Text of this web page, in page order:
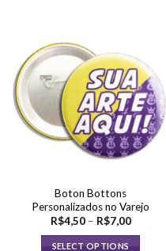
Boton Bottons
Personalizados no Varejo
R$4,50 – R$7,00Faixa
SELECT OPTIONS